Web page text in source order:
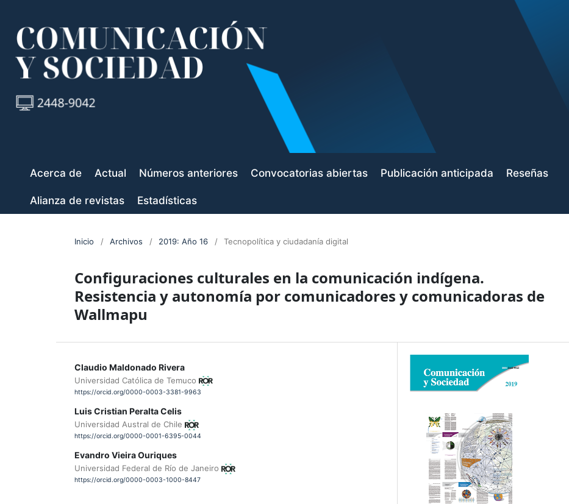
Acerca de Actual Números anteriores Convocatorias abiertas Publicación anticipada Reseñas
Alianza de revistas Estadísticas
Inicio / Archivos / 2019: Año 16 / Tecnopolítica y ciudadanía digital
Configuraciones culturales en la comunicación indígena.
Resistencia y autonomía por comunicadores y comunicadoras de
Wallmapu
Claudio Maldonado Rivera
Universidad Católica de Temuco
https://orcid.org/0000-0003-3381-9963
Luis Cristian Peralta Celis
Universidad Austral de Chile
https://orcid.org/0000-0001-6395-0044
Evandro Vieira Ouriques
Universidad Federal de Río de Janeiro
https://orcid.org/0000-0003-1000-8447